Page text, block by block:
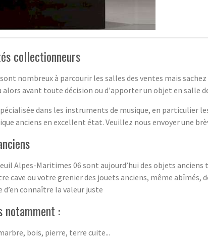
collectionneurs
nombreux à parcourir les salles des ventes mais
alors avant toute décision ou d'apporter un objet en salle
dans les instruments de musique, en particulier
anciens en excellent état. Veuillez nous envoyer une
Alpes-Maritimes 06 sont aujourd’hui des objets
cave ou votre grenier des jouets anciens, même
connaître la valeur juste
notamment :
bois, pierre, terre cuite...